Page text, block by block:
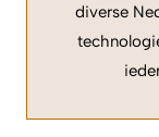
diverse